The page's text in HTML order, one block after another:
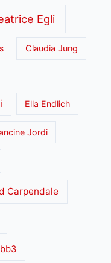
Egli
Claudia Jung
Ella Endlich
Jordi
Carpendale